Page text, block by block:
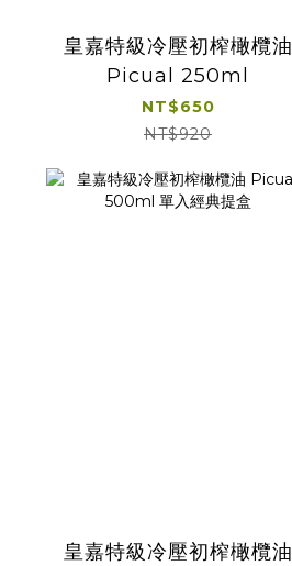
皇嘉特級冷壓初榨橄欖油
Picual 250ml
NT$650
NT$920
皇嘉特級冷壓初榨橄欖油